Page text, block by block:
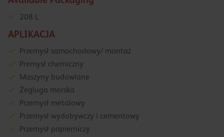
208 L
APLIKACJA
Przemysł samochodowy/ montaż
Premysł chemiczny
Maszyny budowlane
Żegluga morska
Przemysł metalowy
Przemysł wydobywczy i cementowy
Przemysł papierniczy